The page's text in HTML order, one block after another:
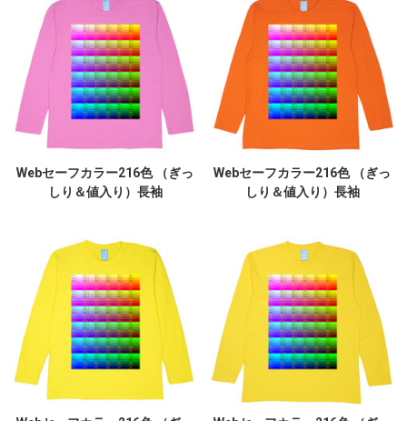
Webセーフカラー216色 （ぎっ
しり＆値入り）長袖
Webセーフカラー216色 （ぎっ
しり＆値入り）長袖